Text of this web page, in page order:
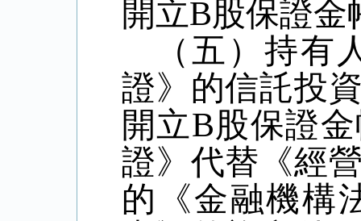
開立B股保證金
（五）持
證》的信託投
開立B股保證
證》代替《經
的《金融機構